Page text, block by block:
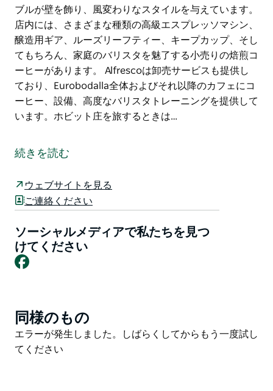
ブルが壁を飾り、風変わりなスタイルを与えています。
店内には、さまざまな種類の高級エスプレッソマシン、
醸造用ギア、ルーズリーフティー、キープカップ、そし
てもちろん、家庭のバリスタを魅了する小売りの焙煎コ
ーヒーがあります。 Alfrescoは卸売サービスも提供し
ており、Eurobodalla全体およびそれ以降のカフェにコ
ーヒー、設備、高度なバリスタトレーニングを提供して
います。ホビット庄を旅するときは…
トとして高い評価を得ており、受賞歴のある倫理的に調
達されたコーヒーを敷地内で焙煎し、情熱を持って醸造
チャーチストリートの「Hole-In-The-Wall」として知ら
を備えた、地元のテイクアウトの定番です。もう少し時
間があれば、周囲のインテリアと隣接する中庭は静かな
待ち合わせ場所を提供し、改造されたケーブルドラムと
店内には、さまざまな種類の高級エスプレッソマシン、
醸造用ギア、ルーズリーフティー、キープカップ、そし
てもちろん、家庭のバリスタを魅了する小売りの焙煎コ
ーヒーがあります。 Alfrescoは卸売サービスも提供し
続きを読む
ウェブサイトを見る
ご連絡ください
ソーシャルメディアで私たちを見つ
けてください
Facebook
Product
List
同様のもの
Product
List
エラーが発生しました。しばらくしてからもう一度試し
てください